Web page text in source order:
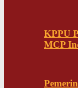
KPPU
MCP